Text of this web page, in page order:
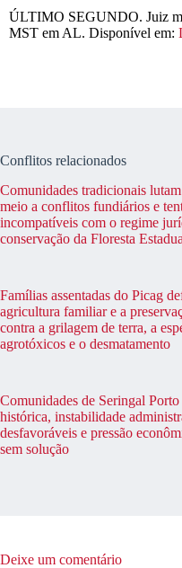
ÚLTIMO SEGUNDO. Juiz
MST em AL. Disponível em:
Conflitos relacionados
Comunidades tradicionais
meio a conflitos fundiários e
incompatíveis com o regime
conservação da Floresta
Famílias assentadas do Picag
agricultura familiar e a
contra a grilagem de terra, a
agrotóxicos e o desmatamento
Comunidades de Seringal
histórica, instabilidade
desfavoráveis e pressão
sem solução
Deixe um comentário